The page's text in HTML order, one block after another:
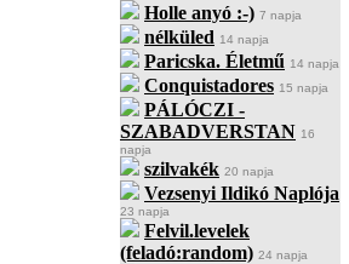
Holle anyó :-) 7 napja
nélküled 14 napja
Paricska. Életmű 14 napja
Conquistadores 15 napja
PÁLÓCZI -
SZABADVERSTAN 16
napja
szilvakék 20 napja
Vezsenyi Ildikó Naplója
23 napja
Felvil.levelek
(feladó:random) 24 napja